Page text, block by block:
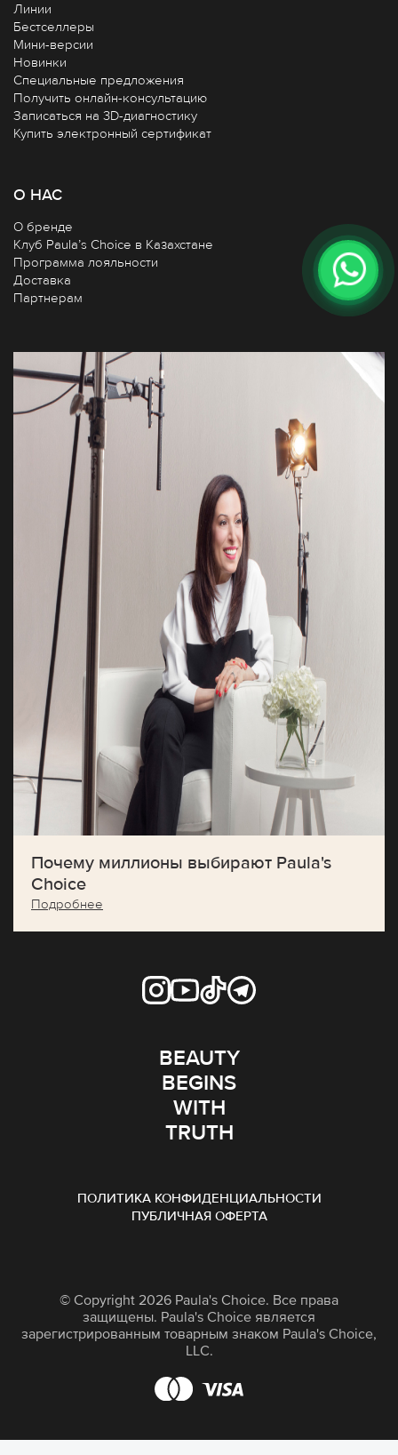
Линии
Бестселлеры
Мини-версии
Новинки
Специальные предложения
Получить онлайн-консультацию
Записаться на 3D-диагностику
Купить электронный сертификат
О НАС
О бренде
Клуб Paula’s Choice в Казахстане
Программа лояльности
Доставка
Партнерам
Почему миллионы выбирают Paula's
Choice
Подробнее
BEAUTY
BEGINS
WITH
TRUTH
ПОЛИТИКА КОНФИДЕНЦИАЛЬНОСТИ
ПУБЛИЧНАЯ ОФЕРТА
© Copyright 2026 Paula's Choice. Все права
защищены. Paula's Choice является
зарегистрированным товарным знаком Paula's Choice,
LLC.